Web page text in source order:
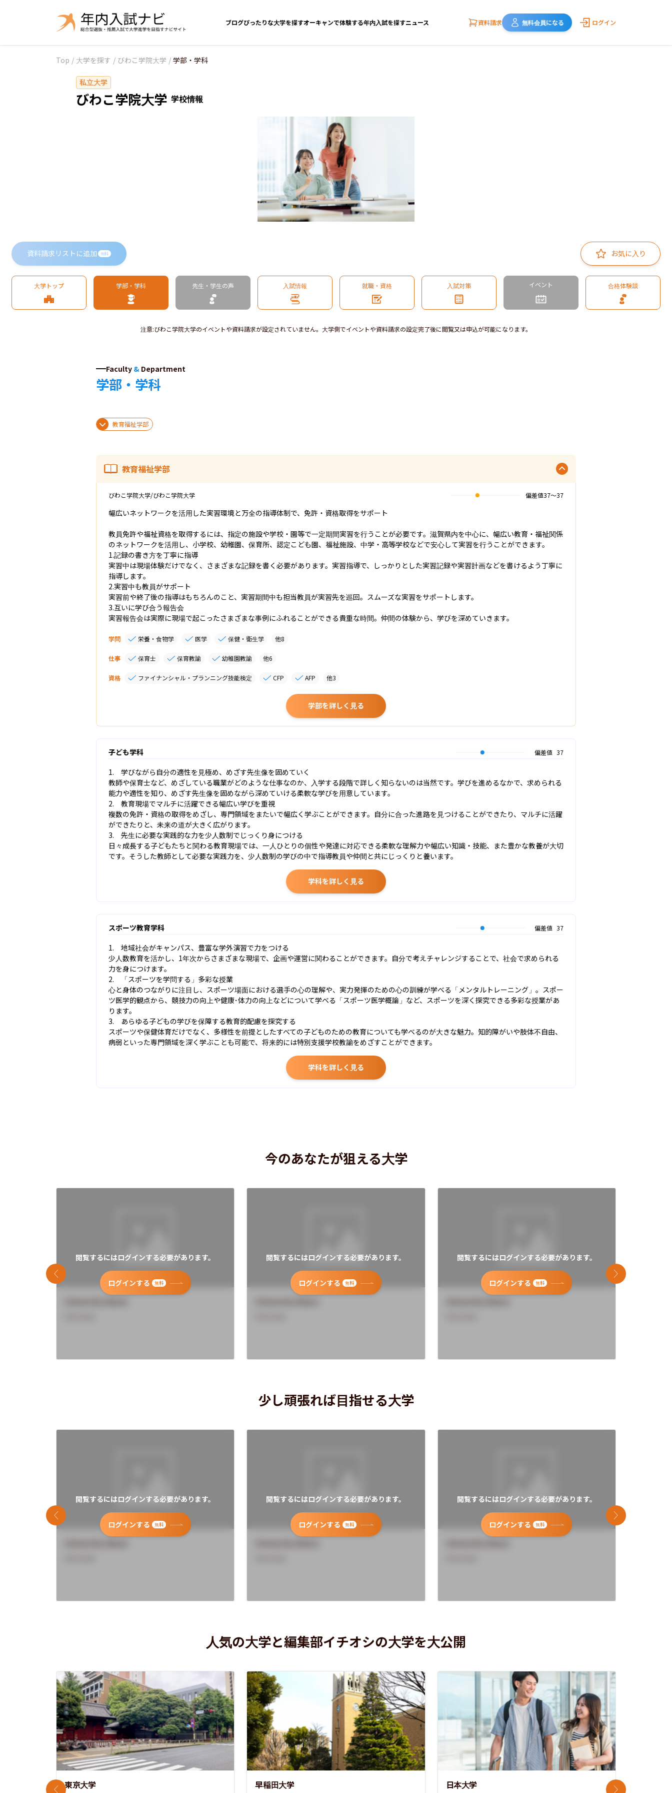
ブログぴったりな大学を探すオーキャンで体験する年内入試を探すニュース 資料請求 無料会員になる ログイン
Top / 大学を探す / びわこ学院大学 / 学部・学科
私立大学
びわこ学院大学 学校情報
資料請求リストに追加 無料 お気に入り
大学トップ 学部・学科 先生・学生の声 入試情報 就職・資格 入試対策 イベント 合格体験談
注意:びわこ学院大学のイベントや資料請求が設定されていません。大学側でイベントや資料請求の設定完了後に閲覧又は申込が可能になります。
Faculty & Department
学部・学科
教育福祉学部
教育福祉学部
びわこ学院大学/びわこ学院大学 偏差値37〜37
幅広いネットワークを活用した実習環境と万全の指導体制で、免許・資格取得をサポート
教員免許や福祉資格を取得するには、指定の施設や学校・園等で一定期間実習を行うことが必要です。滋賀県内を中心に、幅広い教育・福祉関係
のネットワークを活用し、小学校、幼稚園、保育所、認定こども園、福祉施設、中学・高等学校などで安心して実習を行うことができます。
1.記録の書き方を丁寧に指導
実習中は現場体験だけでなく、さまざまな記録を書く必要があります。実習指導で、しっかりとした実習記録や実習計画などを書けるよう丁寧に
指導します。
2.実習中も教員がサポート
実習前や終了後の指導はもちろんのこと、実習期間中も担当教員が実習先を巡回。スムーズな実習をサポートします。
3.互いに学び合う報告会
実習報告会は実際に現場で起こったさまざまな事例にふれることができる貴重な時間。仲間の体験から、学びを深めていきます。
学問 栄養・食物学 医学 保健・衛生学 他8
仕事 保育士 保育教諭 幼稚園教諭 他6
資格 ファイナンシャル・プランニング技能検定 CFP AFP 他3
学部を詳しく見る
子ども学科 偏差値 37
1.　学びながら自分の適性を見極め、めざす先生像を固めていく
教師や保育士など、めざしている職業がどのような仕事なのか、入学する段階で詳しく知らないのは当然です。学びを進めるなかで、求められる
能力や適性を知り、めざす先生像を固めながら深めていける柔軟な学びを用意しています。
2.　教育現場でマルチに活躍できる幅広い学びを重視
複数の免許・資格の取得をめざし、専門領域をまたいで幅広く学ぶことができます。自分に合った進路を見つけることができたり、マルチに活躍
ができたりと、未来の道が大きく広がります。
3.　先生に必要な実践的な力を少人数制でじっくり身につける
日々成長する子どもたちと関わる教育現場では、一人ひとりの個性や発達に対応できる柔軟な理解力や幅広い知識・技能、また豊かな教養が大切
です。そうした教師として必要な実践力を、少人数制の学びの中で指導教員や仲間と共にじっくりと養います。
学科を詳しく見る
スポーツ教育学科 偏差値 37
1.　地域社会がキャンパス、豊富な学外演習で力をつける
少人数教育を活かし、1年次からさまざまな現場で、企画や運営に関わることができます。自分で考えチャレンジすることで、社会で求められる
力を身につけます。
2.　「スポーツを学問する」多彩な授業
心と身体のつながりに注目し、スポーツ場面における選手の心の理解や、実力発揮のための心の訓練が学べる「メンタルトレーニング」。スポー
ツ医学的観点から、競技力の向上や健康･体力の向上などについて学べる「スポーツ医学概論」など、スポーツを深く探究できる多彩な授業があ
ります。
3.　あらゆる子どもの学びを保障する教育的配慮を探究する
スポーツや保健体育だけでなく、多様性を前提としたすべての子どものための教育についても学べるのが大きな魅力。知的障がいや肢体不自由、
病弱といった専門領域を深く学ぶことも可能で、将来的には特別支援学校教諭をめざすことができます。
学科を詳しく見る
今のあなたが狙える大学
閲覧するにはログインする必要があります。
ログインする 無料
閲覧するにはログインする必要があります。
ログインする 無料
閲覧するにはログインする必要があります。
ログインする 無料
前のスライド 次のスライド
少し頑張れば目指せる大学
閲覧するにはログインする必要があります。
ログインする 無料
閲覧するにはログインする必要があります。
ログインする 無料
閲覧するにはログインする必要があります。
ログインする 無料
前のスライド 次のスライド
人気の大学と編集部イチオシの大学を大公開
東京大学 早稲田大学 日本大学